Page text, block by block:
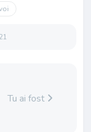
Tu ai fost